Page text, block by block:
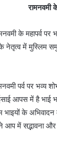
रामनवमी
के महापर्व पर
नेतृत्व में मुस्लिम
पर्व पर भव्य
ईसाई आपस में है
भाइयों के
आप में सद्भावना